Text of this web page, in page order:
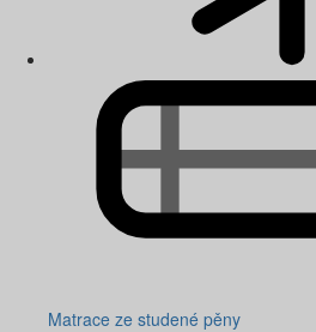
Matrace ze studené pěny